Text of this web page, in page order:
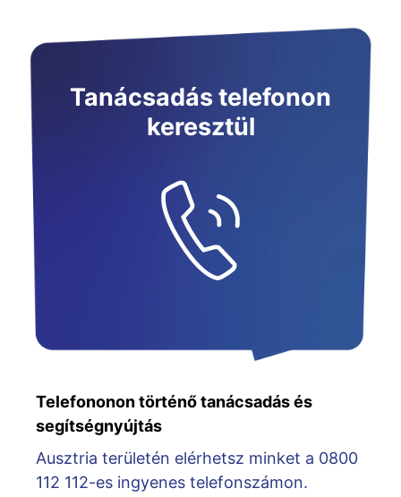
Tanácsadás telefonon
keresztül
Telefononon történő tanácsadás és
segítségnyújtás
Ausztria területén elérhetsz minket a 0800
112 112-es ingyenes telefonszámon.